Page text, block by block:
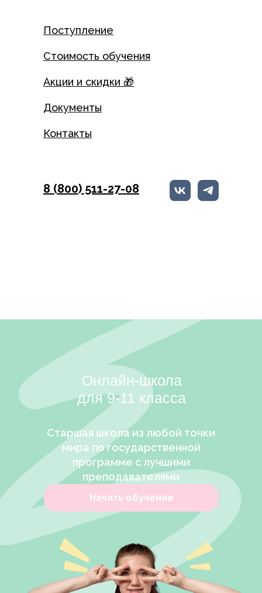
Поступление
Стоимость обучения
Контакты
Акции и скидки 🎁
Документы
8 (800) 511-27-08
Онлайн-школа
для 9-11 класса
Старшая школа из любой точки
мира по государственной
программе с лучшими
преподавателями
Начать обучение